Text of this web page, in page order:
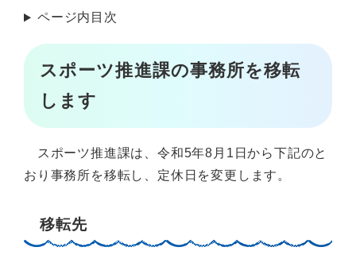
ページ内目次
スポーツ推進課の事務所を移転
します
スポーツ推進課は、令和5年8月1日から下記のと
おり事務所を移転し、定休日を変更します。
移転先